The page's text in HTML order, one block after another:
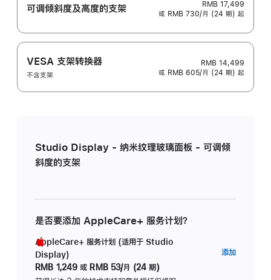
可调倾斜度及高‍度的支‍架
RMB 17,499
或 RMB 730/月 (24 期) 起
VESA 支架转换器
不含支架
RMB 14,499
或 RMB 605/月 (24 期) 起
Studio Display - 纳米纹理玻璃面板 - 可调倾
斜度的支架
是否要添加 AppleCare+ 服务计划？
AppleCare+ 服务计划 (适用于 Studio
Display)
RMB 1,249 或 RMB 53/月 (24 期)
添加